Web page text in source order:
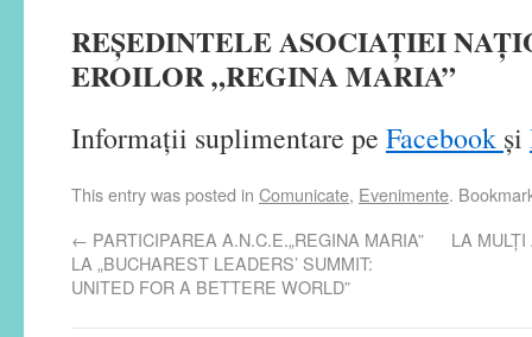
REȘEDINTELE ASOCIAȚIEI
EROILOR „REGINA MARIA”
Informații suplimentare pe Facebook și
This entry was posted in Comunicate, Evenimente.
← PARTICIPAREA A.N.C.E.„REGINA MARIA”
LA „BUCHAREST LEADERS’ SUMMIT:
UNITED FOR A BETTERE WORLD”
LA